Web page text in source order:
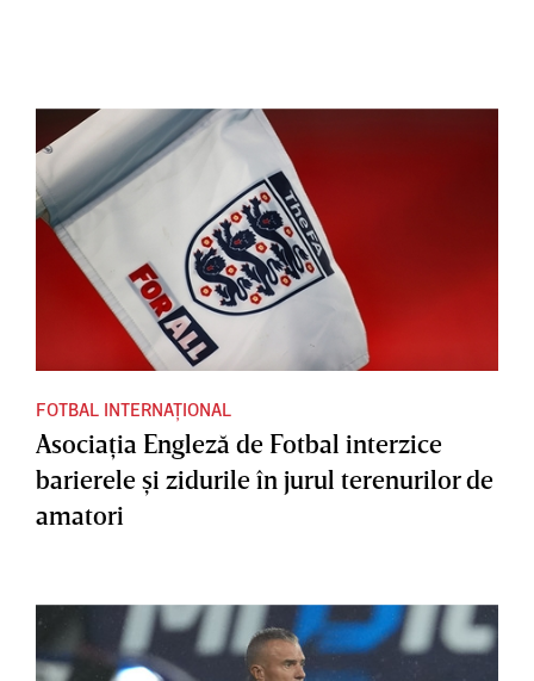
FOTBAL INTERNAȚIONAL
Asociaţia Engleză de Fotbal interzice
barierele şi zidurile în jurul terenurilor de
amatori